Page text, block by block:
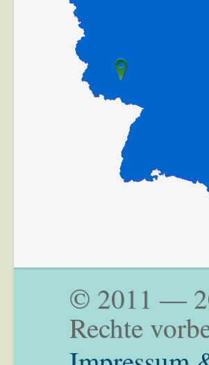
© 2011 —
Rechte